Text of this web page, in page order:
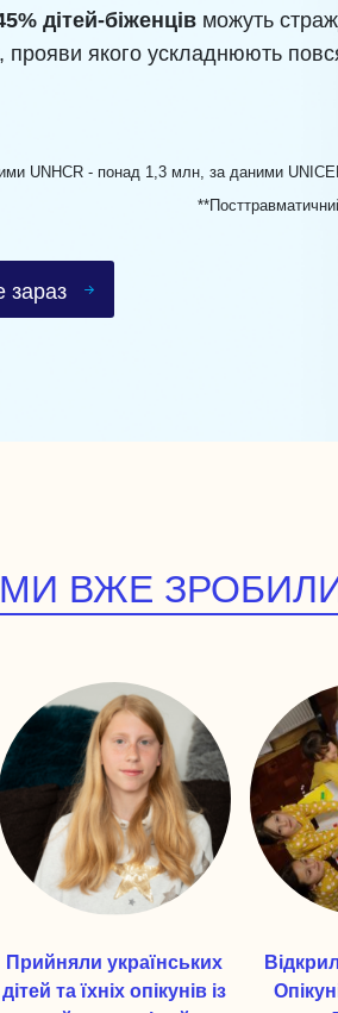
дітей-біженців можуть
якого ускладнюють
UNHCR - понад 1,3 млн, за даними
зараз
ВЖЕ ЗРОБИЛИ
Прийняли українських
дітей та їхніх опікунів із